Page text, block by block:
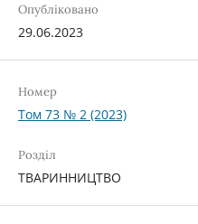
Опубліковано
29.06.2023
Номер
Том 73 № 2 (2023)
Розділ
ТВАРИННИЦТВО